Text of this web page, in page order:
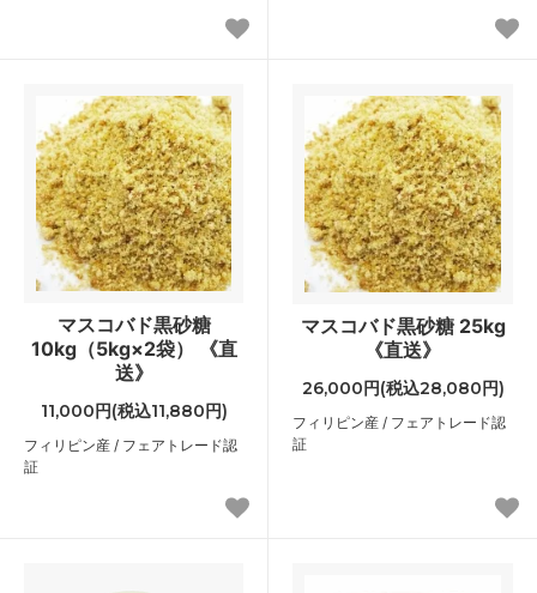
マスコバド黒砂糖
10kg（5kg×2袋） 《直
送》
11,000円(税込11,880円)
フィリピン産 / フェアトレード認
証
マスコバド黒砂糖 25kg
《直送》
26,000円(税込28,080円)
フィリピン産 / フェアトレード認
証